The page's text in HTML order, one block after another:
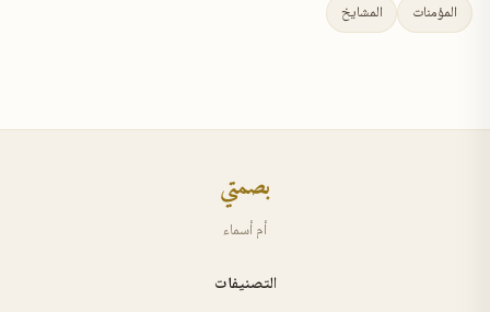
المؤمنات المشايخ
بصمتي
أم أسماء
التصنيفات